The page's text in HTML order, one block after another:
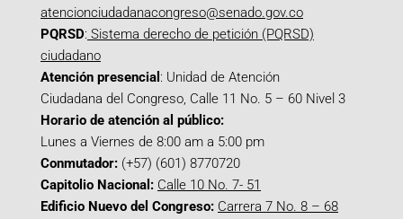
atencionciudadanacongreso@senado.gov.co
PQRSD: Sistema derecho de petición (PQRSD)
ciudadano
Atención presencial : Unidad de Atención
Ciudadana del Congreso, Calle 11 No. 5 – 60 Nivel 3
Horario de atención al público:
Lunes a Viernes de 8:00 am a 5:00 pm
Conmutador: (+57) (601) 8770720
Capitolio Nacional: Calle 10 No. 7- 51
Edificio Nuevo del Congreso: Carrera 7 No. 8 – 68